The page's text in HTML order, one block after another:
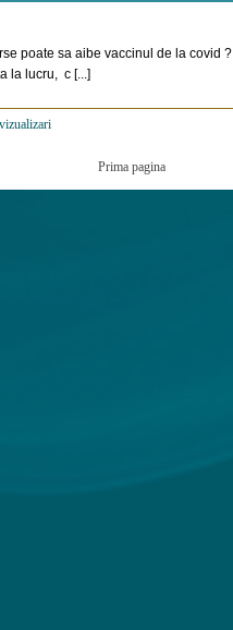
poate sa aibe vaccinul de la covid ?
la lucru, c [...]
vizualizari
Prima pagina